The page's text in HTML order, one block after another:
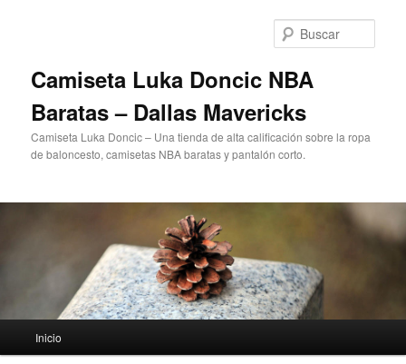
Camiseta Luka Doncic NBA
Baratas – Dallas Mavericks
Camiseta Luka Doncic – Una tienda de alta calificación sobre la ropa
de baloncesto, camisetas NBA baratas y pantalón corto.
principal
Inicio